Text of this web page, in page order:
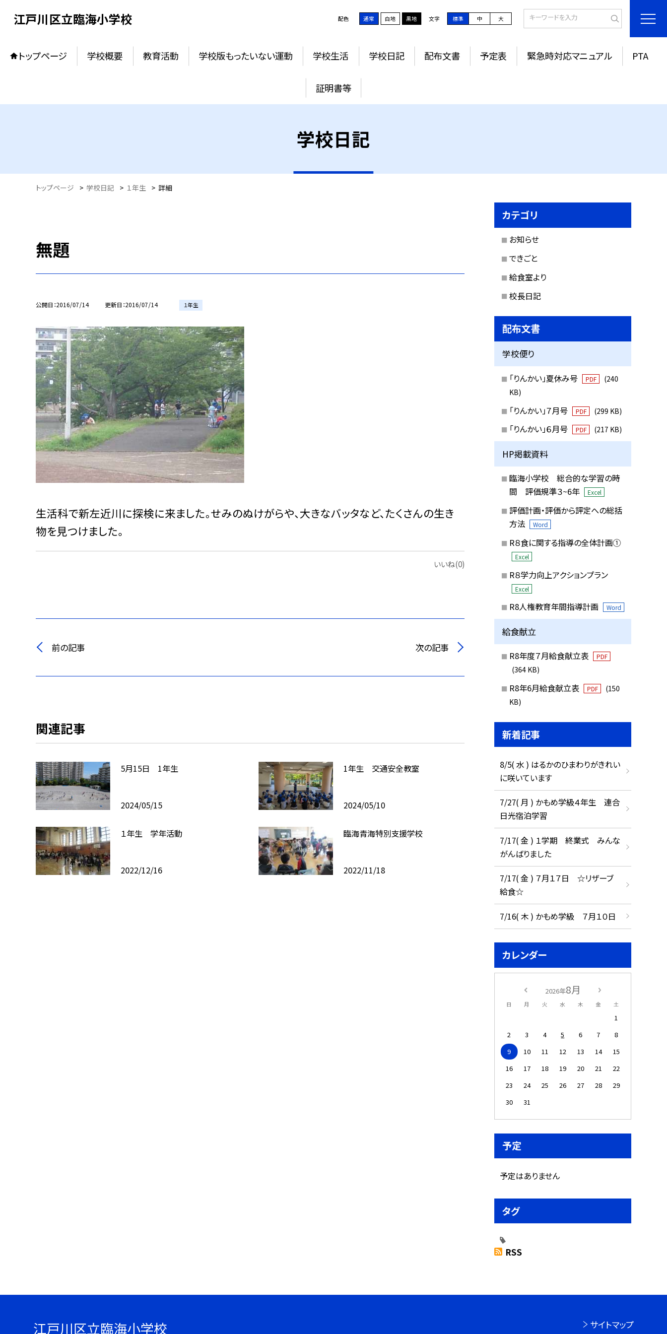
江戸川区立臨海小学校 配色 通常 白地 黒地 文字 標準 中 大
トップページ 学校概要 教育活動 学校版もったいない運動 学校生活 学校日記 配布文書 予定表 緊急時対応マニュアル PTA
証明書等
学校日記
トップページ > 学校日記 > １年生 > 詳細
無題
公開日 2016/07/14 更新日 2016/07/14 １年生
生活科で新左近川に探検に来ました。せみのぬけがらや、大きなバッタなど、たくさんの生き
物を見つけました。
いいね(0)
前の記事 次の記事
関連記事
5月15日 1年生
2024/05/15
1年生 交通安全教室
2024/05/10
１年生 学年活動
2022/12/16
臨海青海特別支援学校
2022/11/18
カテゴリ
お知らせ
できごと
給食室より
校長日記
配布文書
学校便り
「りんかい」夏休み号 PDF
(240
KB)
「りんかい」７月号 PDF (299 KB)
「りんかい」６月号 PDF (217 KB)
HP掲載資料
臨海小学校 総合的な学習の時
間 評価規準３~6年
Excel
評価計画・評価から評定への総括
方法
Word
R８食に関する指導の全体計画①
Excel
R８学力向上アクションプラン
Excel
R8人権教育年間指導計画 Word
給食献立
R8年度７月給食献立表 PDF
(364 KB)
R8年6月給食献立表 PDF
(150
KB)
新着記事
8/5( 水 ) はるかのひまわりがきれい
に咲いています
7/27( 月 ) かもめ学級４年生 連合
日光宿泊学習
7/17( 金 ) １学期 終業式 みんな
がんばりました
7/17( 金 ) ７月１７日 ☆リザーブ
給食☆
7/16( 木 ) かもめ学級 ７月１０日
カレンダー
2026年8月
日 月 火 水 木 金 土
1
2
3 4 5 6 7
8
9
10 11 12 13 14
15
16
17 18 19 20 21
22
23
24 25 26 27 28
29
30
31
予定
予定はありません
タグ
RSS
江戸川区立臨海小学校 サイトマップ